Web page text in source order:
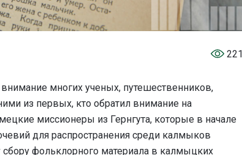
221
многих ученых, путешественников,
из первых, кто обратил внимание на
миссионеры из Гернгута, которые в начале
для распространения среди калмыков
сбору фольклорного материала в калмыцких